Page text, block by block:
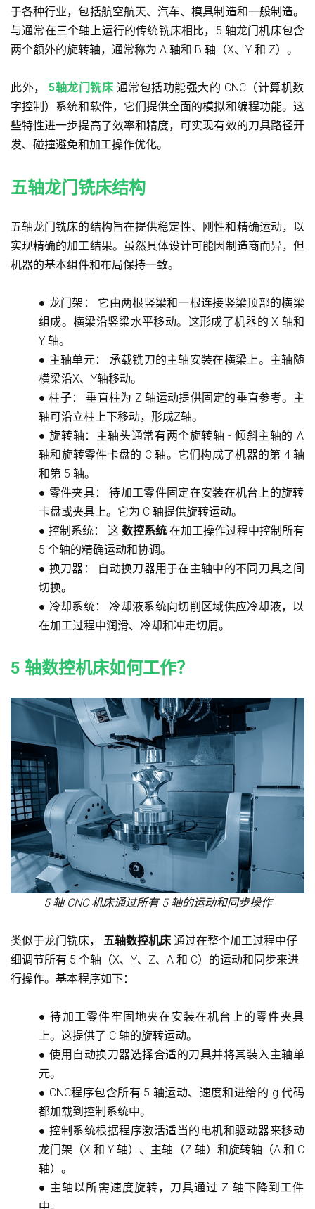
于各种行业，包括航空航天、汽车、模具制造和一般制造。
与通常在三个轴上运行的传统铣床相比，5 轴龙门机床包含
两个额外的旋转轴，通常称为 A 轴和 B 轴（X、Y 和 Z）。
此外，5轴龙门铣床 通常包括功能强大的 CNC（计算机数
字控制）系统和软件，它们提供全面的模拟和编程功能。这
些特性进一步提高了效率和精度，可实现有效的刀具路径开
发、碰撞避免和加工操作优化。
五轴龙门铣床结构
五轴龙门铣床的结构旨在提供稳定性、刚性和精确运动，以
实现精确的加工结果。虽然具体设计可能因制造商而异，但
机器的基本组件和布局保持一致。
● 龙门架：
它由两根竖梁和一根连接竖梁顶部的横梁
组成。横梁沿竖梁水平移动。这形成了机器的 X 轴和
Y 轴。
● 主轴单元：
承载铣刀的主轴安装在横梁上。主轴随
横梁沿X、Y轴移动。
●柱子：
垂直柱为 Z 轴运动提供固定的垂直参考。主
轴可沿立柱上下移动，形成Z轴。
●旋转轴 ：主轴头通常有两个旋转轴 - 倾斜主轴的 A
轴和旋转零件卡盘的 C 轴。它们构成了机器的第 4 轴
和第 5 轴。
● 零件夹具：待加工零件固定在安装在机台上的旋转
卡盘或夹具上。它为 C 轴提供旋转运动。
● 控制系统： 这 数控系统 在加工操作过程中控制所有
5 个轴的精确运动和协调。
● 换刀器：
自动换刀器用于在主轴中的不同刀具之间
切换。
● 冷却系统： 冷却液系统向切削区域供应冷却液，以
在加工过程中润滑、冷却和冲走切屑。
5 轴数控机床如何工作？
5 轴 CNC 机床通过所有 5 轴的运动和同步操作
类似于龙门铣床， 五轴数控机床 通过在整个加工过程中仔
细调节所有 5 个轴（X、Y、Z、A 和 C）的运动和同步来进
行操作。基本程序如下：
●待加工零件牢固地夹在安装在机台上的零件夹具
上。这提供了 C 轴的旋转运动。
● 使用自动换刀器选择合适的刀具并将其装入主轴单
元。
● CNC程序包含所有 5 轴运动、速度和进给的 g 代码
都加载到控制系统中。
● 控制系统根据程序激活适当的电机和驱动器来移动
龙门架（X 和 Y 轴）、主轴（Z 轴）和旋转轴（A 和 C
轴）。
● 主轴以所需速度旋转，刀具通过 Z 轴下降到工件